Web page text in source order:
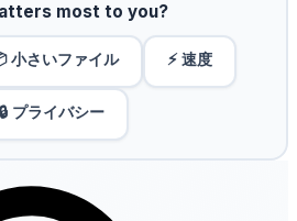
most to you?
小さいファイル ⚡ 速度
🔒 プライバシー